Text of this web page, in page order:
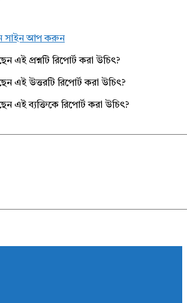
সাইন আপ করুন
এই প্রশ্নটি রিপোর্ট করা উচিৎ?
এই উত্তরটি রিপোর্ট করা উচিৎ?
এই ব্যক্তিকে রিপোর্ট করা উচিৎ?